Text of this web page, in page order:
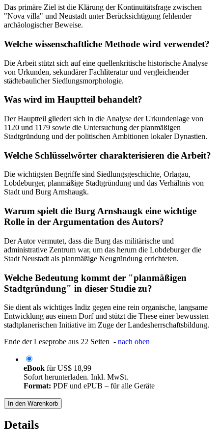
Das primäre Ziel ist die Klärung der Kontinuitätsfrage zwischen
"Nova villa" und Neustadt unter Berücksichtigung fehlender
archäologischer Beweise.
Welche wissenschaftliche Methode wird verwendet?
Die Arbeit stützt sich auf eine quellenkritische historische Analyse
von Urkunden, sekundärer Fachliteratur und vergleichender
städtebaulicher Siedlungsmorphologie.
Was wird im Hauptteil behandelt?
Der Hauptteil gliedert sich in die Analyse der Urkundenlage von
1120 und 1179 sowie die Untersuchung der planmäßigen
Stadtgründung und der politischen Ambitionen lokaler Dynastien.
Welche Schlüsselwörter charakterisieren die Arbeit?
Die wichtigsten Begriffe sind Siedlungsgeschichte, Orlagau,
Lobdeburger, planmäßige Stadtgründung und das Verhältnis von
Stadt und Burg Arnshaugk.
Warum spielt die Burg Arnshaugk eine wichtige
Rolle in der Argumentation des Autors?
Der Autor vermutet, dass die Burg das militärische und
administrative Zentrum war, um das herum die Lobdeburger die
Stadt Neustadt als planmäßige Neugründung errichteten.
Welche Bedeutung kommt der "planmäßigen
Stadtgründung" in dieser Studie zu?
Sie dient als wichtiges Indiz gegen eine rein organische, langsame
Entwicklung aus einem Dorf und stützt die These einer bewussten
stadtplanerischen Initiative im Zuge der Landesherrschaftsbildung.
Ende der Leseprobe aus 22 Seiten - nach oben
eBook fürUS$ 18,99
Sofort herunterladen. Inkl. MwSt.
Format: PDF und ePUB – für alle Geräte
In den Warenkorb
Details